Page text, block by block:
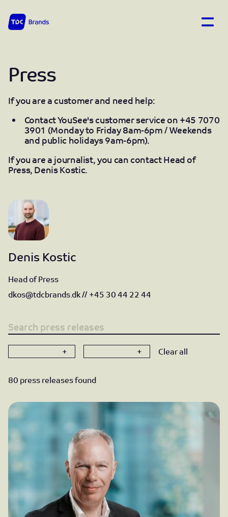
Open
Press
If you are a customer and need help:
Contact YouSee's customer service on +45 7070
3901 (Monday to Friday 8am-6pm / Weekends
and public holidays 9am-6pm).
If you are a journalist, you can contact Head of
Press, Denis Kostic.
Denis Kostic
Head of Press
dkos@tdcbrands.dk// +45 30 44 22 44
Search word
+
+
Clear all
80 press releases found